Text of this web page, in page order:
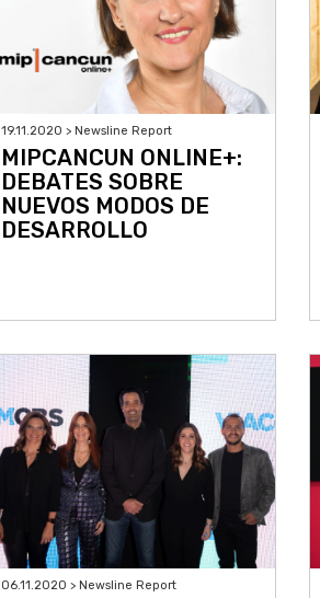
19.11.2020 > Newsline Report
MIPCANCUN ONLINE+:
DEBATES SOBRE
NUEVOS MODOS DE
DESARROLLO
06.11.2020 > Newsline Report